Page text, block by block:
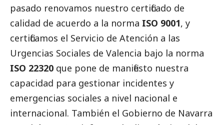
pasado renovamos nuestro certificado de
calidad de acuerdo a la norma ISO 9001, y
certificamos el Servicio de Atención a las
Urgencias Sociales de Valencia bajo la norma
ISO 22320 que pone de manifiesto nuestra
capacidad para gestionar incidentes y
emergencias sociales a nivel nacional e
internacional. También el Gobierno de Navarra